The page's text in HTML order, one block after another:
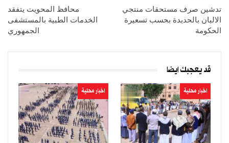
تدشين صرف مستحقات منتجي
الالبان بالحديدة بحسب تسعيرة
الحكومة
محافظ المحويت يتفقد
الخدمات الطبية بالمستشفى
الجمهوري
قد يعجبك ايضا
اخبار محلية اخبار محلية